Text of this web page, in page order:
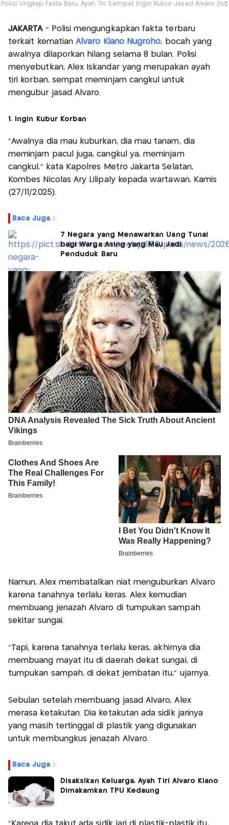
Polisi Ungkap Fakta Baru, Ayah Tiri Sempat Ingin Kubur Jasad Alvaro (Ist)
JAKARTA- Polisi mengungkapkan fakta terbaru
terkait kematianAlvaro Kiano Nugroho, bocah yang
awalnya dilaporkan hilang selama 8 bulan. Polisi
menyebutkan, Alex Iskandar yang merupakan ayah
tiri korban, sempat meminjam cangkul untuk
mengubur jasad Alvaro.
1. Ingin Kubur Korban
“Awalnya dia mau kuburkan, dia mau tanam, dia
meminjam pacul juga, cangkul ya, meminjam
cangkul,” kata Kapolres Metro Jakarta Selatan,
Kombes Nicolas Ary Lilipaly kepada wartawan, Kamis
(27/11/2025).
Baca Juga :
7 Negara yang Menawarkan Uang Tunai
bagi Warga Asing yang Mau Jadi
Penduduk Baru
Namun, Alex membatalkan niat menguburkan Alvaro
karena tanahnya terlalu keras. Alex kemudian
membuang jenazah Alvaro di tumpukan sampah
sekitar sungai.
"Tapi, karena tanahnya terlalu keras, akhirnya dia
membuang mayat itu di daerah dekat sungai, di
tumpukan sampah, di dekat jembatan itu," ujarnya.
Sebulan setelah membuang jasad Alvaro, Alex
merasa ketakutan. Dia ketakutan ada sidik jarinya
yang masih tertinggal di plastik yang digunakan
untuk membungkus jenazah Alvaro.
Baca Juga :
Disaksikan Keluarga, Ayah Tiri Alvaro Kiano
Dimakamkan TPU Kedaung